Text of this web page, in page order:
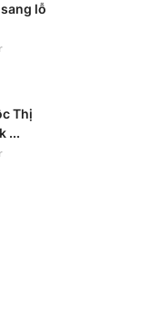
lỗ
Thị
...